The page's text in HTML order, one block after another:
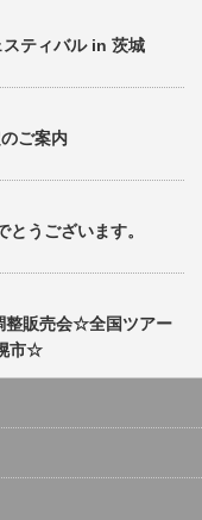
スティバル in 茨城
ご案内
うございます。
整販売会☆全国ツアー
道 札幌市☆